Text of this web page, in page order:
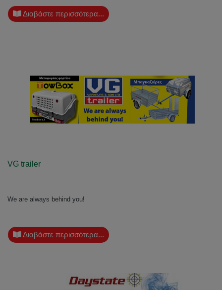
Διαβάστε περισσότερα...
VG trailer
We are always behind you!
Διαβάστε περισσότερα...